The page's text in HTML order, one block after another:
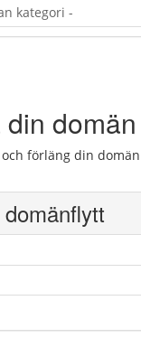
din
förläng din